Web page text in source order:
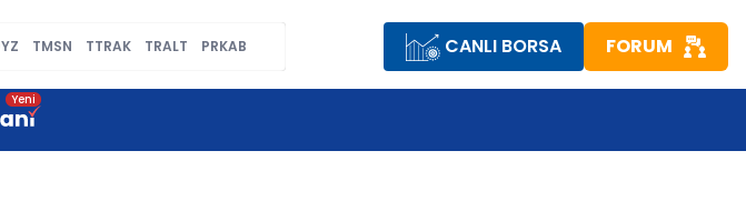
TMSN TTRAK TRALT PRKAB CANLI BORSA FORUM